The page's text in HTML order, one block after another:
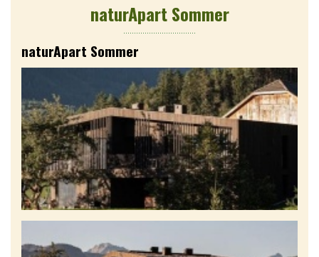
naturApart Sommer
naturApart Sommer